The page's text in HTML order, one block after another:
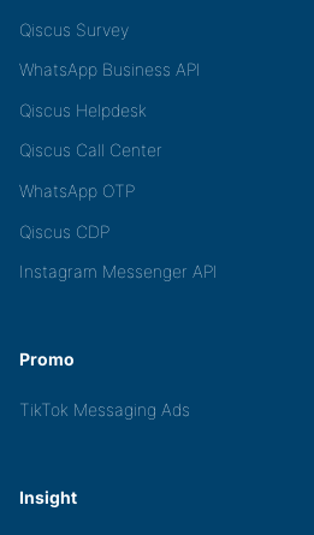
Qiscus Survey
WhatsApp Business API
Qiscus Helpdesk
Qiscus Call Center
WhatsApp OTP
Qiscus CDP
Instagram Messenger API
Promo
TikTok Messaging Ads
Insight